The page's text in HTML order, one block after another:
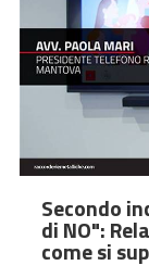
Secondo
di NO":
come si